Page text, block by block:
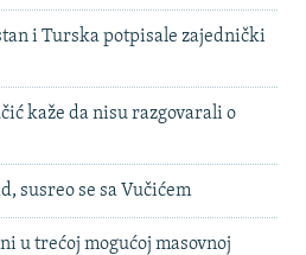
i Turska potpisale zajednički
kaže da nisu razgovarali o
susreo se sa Vučićem
u trećoj mogućoj masovnoj